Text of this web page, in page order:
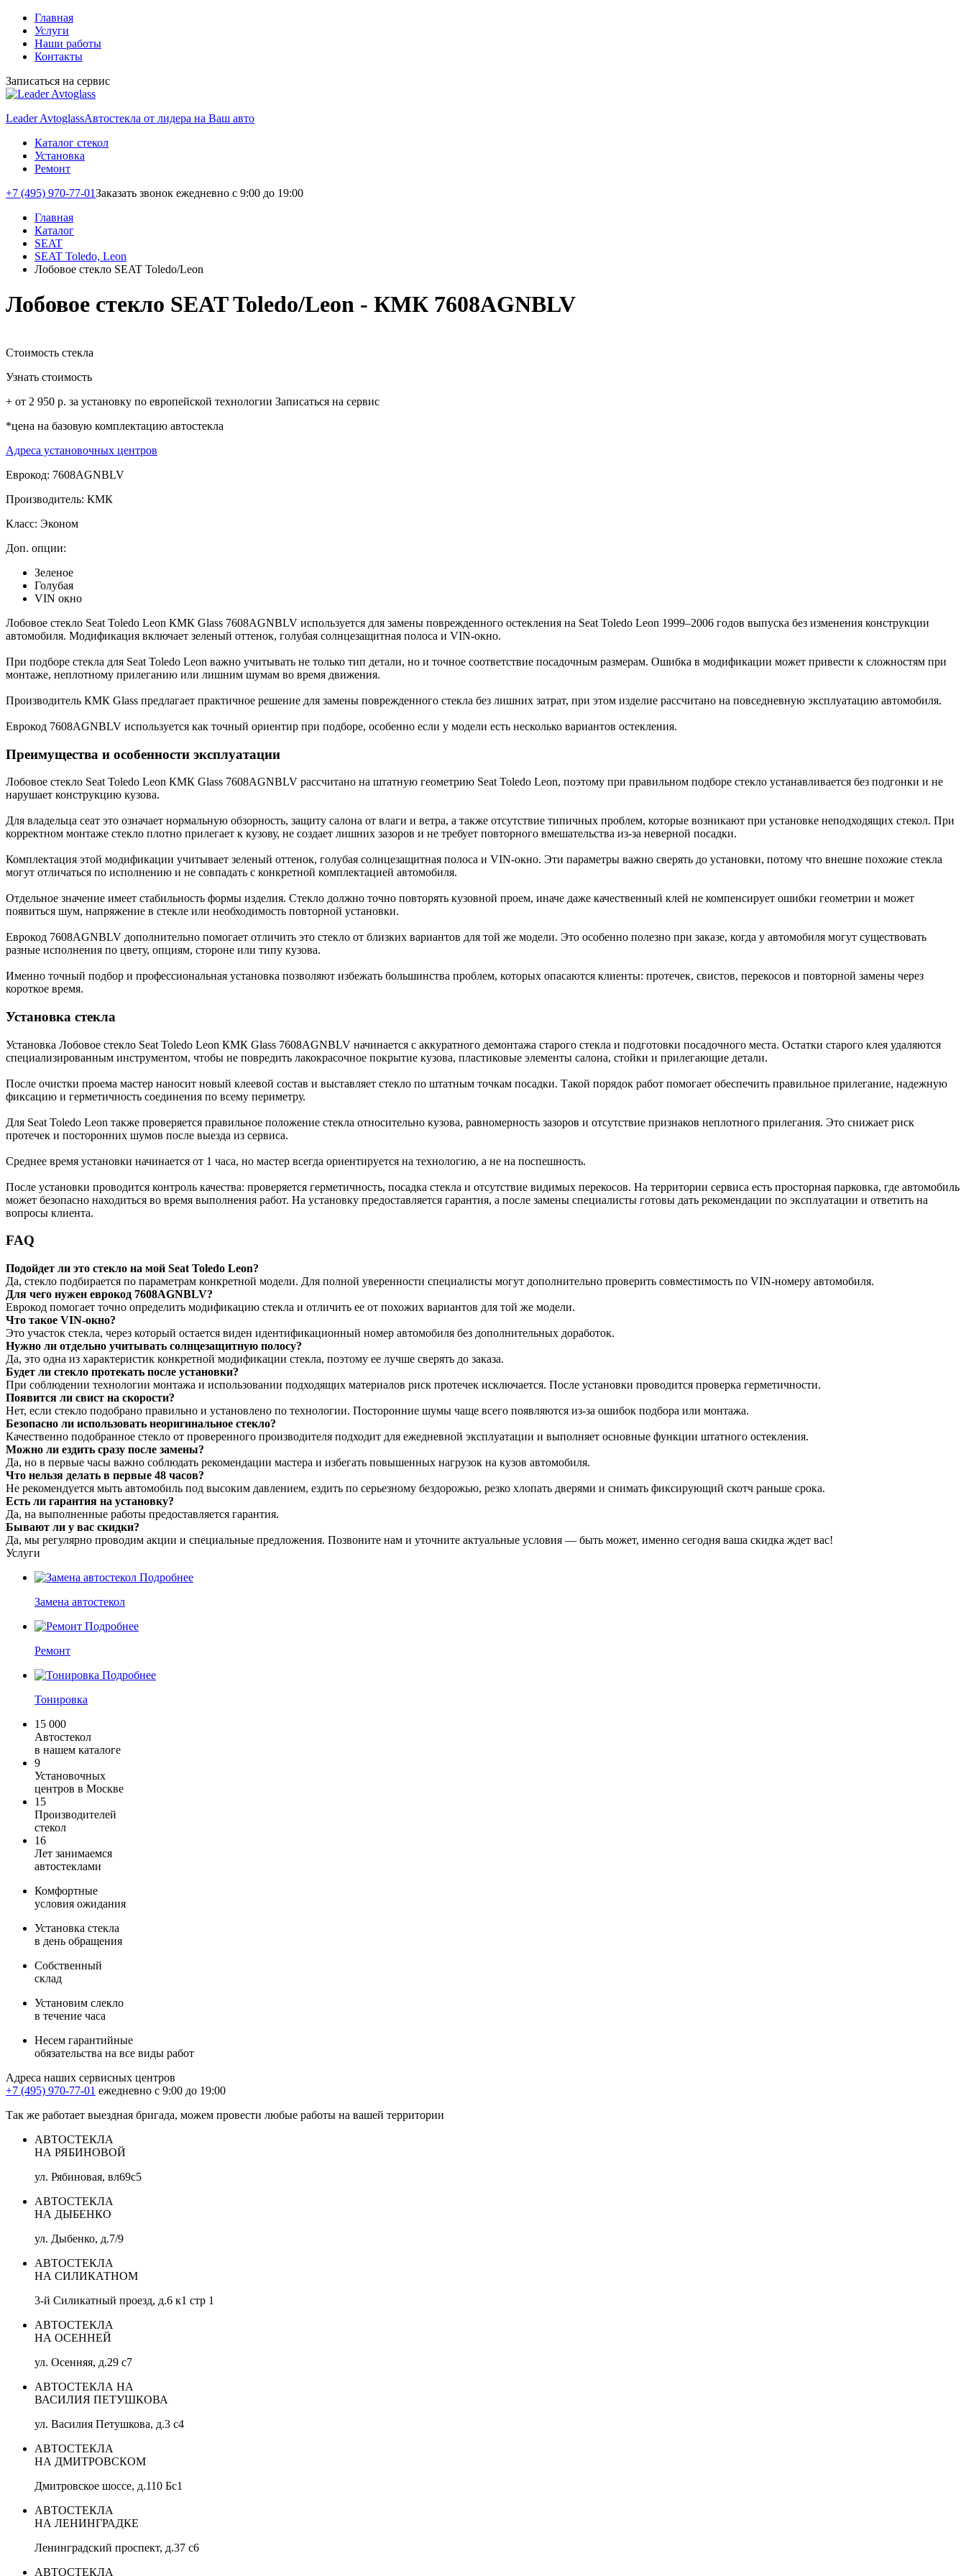
Главная
Услуги
Наши работы
Контакты
Записаться на сервис
Leader AvtoglassАвтостекла от лидера на Ваш авто
Каталог стекол
Установка
Ремонт
+7 (495) 970-77-01Заказать звонок ежедневно с 9:00 до 19:00
Главная
Каталог
SEAT
SEAT Toledo, Leon
Лобовое стекло SEAT Toledo/Leon
Лобовое стекло SEAT Toledo/Leon - КМК 7608AGNBLV
Стоимость стекла
Узнать стоимость
+ от 2 950 р. за установку по европейской технологии Записаться на сервис
*цена на базовую комплектацию автостекла
Адреса установочных центров
Еврокод: 7608AGNBLV
Производитель: КМК
Класс: Эконом
Доп. опции:
Зеленое
Голубая
VIN окно
Лобовое стекло Seat Toledo Leon КМК Glass 7608AGNBLV используется для замены поврежденного остекления на Seat Toledo Leon 1999–2006 годов выпуска без изменения конструкции
автомобиля. Модификация включает зеленый оттенок, голубая солнцезащитная полоса и VIN-окно.
При подборе стекла для Seat Toledo Leon важно учитывать не только тип детали, но и точное соответствие посадочным размерам. Ошибка в модификации может привести к сложностям при
монтаже, неплотному прилеганию или лишним шумам во время движения.
Производитель КМК Glass предлагает практичное решение для замены поврежденного стекла без лишних затрат, при этом изделие рассчитано на повседневную эксплуатацию автомобиля.
Еврокод 7608AGNBLV используется как точный ориентир при подборе, особенно если у модели есть несколько вариантов остекления.
Преимущества и особенности эксплуатации
Лобовое стекло Seat Toledo Leon КМК Glass 7608AGNBLV рассчитано на штатную геометрию Seat Toledo Leon, поэтому при правильном подборе стекло устанавливается без подгонки и не
нарушает конструкцию кузова.
Для владельца сеат это означает нормальную обзорность, защиту салона от влаги и ветра, а также отсутствие типичных проблем, которые возникают при установке неподходящих стекол. При
корректном монтаже стекло плотно прилегает к кузову, не создает лишних зазоров и не требует повторного вмешательства из-за неверной посадки.
Комплектация этой модификации учитывает зеленый оттенок, голубая солнцезащитная полоса и VIN-окно. Эти параметры важно сверять до установки, потому что внешне похожие стекла
могут отличаться по исполнению и не совпадать с конкретной комплектацией автомобиля.
Отдельное значение имеет стабильность формы изделия. Стекло должно точно повторять кузовной проем, иначе даже качественный клей не компенсирует ошибки геометрии и может
появиться шум, напряжение в стекле или необходимость повторной установки.
Еврокод 7608AGNBLV дополнительно помогает отличить это стекло от близких вариантов для той же модели. Это особенно полезно при заказе, когда у автомобиля могут существовать
разные исполнения по цвету, опциям, стороне или типу кузова.
Именно точный подбор и профессиональная установка позволяют избежать большинства проблем, которых опасаются клиенты: протечек, свистов, перекосов и повторной замены через
короткое время.
Установка стекла
Установка Лобовое стекло Seat Toledo Leon КМК Glass 7608AGNBLV начинается с аккуратного демонтажа старого стекла и подготовки посадочного места. Остатки старого клея удаляются
специализированным инструментом, чтобы не повредить лакокрасочное покрытие кузова, пластиковые элементы салона, стойки и прилегающие детали.
После очистки проема мастер наносит новый клеевой состав и выставляет стекло по штатным точкам посадки. Такой порядок работ помогает обеспечить правильное прилегание, надежную
фиксацию и герметичность соединения по всему периметру.
Для Seat Toledo Leon также проверяется правильное положение стекла относительно кузова, равномерность зазоров и отсутствие признаков неплотного прилегания. Это снижает риск
протечек и посторонних шумов после выезда из сервиса.
Среднее время установки начинается от 1 часа, но мастер всегда ориентируется на технологию, а не на поспешность.
После установки проводится контроль качества: проверяется герметичность, посадка стекла и отсутствие видимых перекосов. На территории сервиса есть просторная парковка, где автомобиль
может безопасно находиться во время выполнения работ. На установку предоставляется гарантия, а после замены специалисты готовы дать рекомендации по эксплуатации и ответить на
вопросы клиента.
FAQ
Подойдет ли это стекло на мой Seat Toledo Leon?
Да, стекло подбирается по параметрам конкретной модели. Для полной уверенности специалисты могут дополнительно проверить совместимость по VIN-номеру автомобиля.
Для чего нужен еврокод 7608AGNBLV?
Еврокод помогает точно определить модификацию стекла и отличить ее от похожих вариантов для той же модели.
Что такое VIN-окно?
Это участок стекла, через который остается виден идентификационный номер автомобиля без дополнительных доработок.
Нужно ли отдельно учитывать солнцезащитную полосу?
Да, это одна из характеристик конкретной модификации стекла, поэтому ее лучше сверять до заказа.
Будет ли стекло протекать после установки?
При соблюдении технологии монтажа и использовании подходящих материалов риск протечек исключается. После установки проводится проверка герметичности.
Появится ли свист на скорости?
Нет, если стекло подобрано правильно и установлено по технологии. Посторонние шумы чаще всего появляются из-за ошибок подбора или монтажа.
Безопасно ли использовать неоригинальное стекло?
Качественно подобранное стекло от проверенного производителя подходит для ежедневной эксплуатации и выполняет основные функции штатного остекления.
Можно ли ездить сразу после замены?
Да, но в первые часы важно соблюдать рекомендации мастера и избегать повышенных нагрузок на кузов автомобиля.
Что нельзя делать в первые 48 часов?
Не рекомендуется мыть автомобиль под высоким давлением, ездить по серьезному бездорожью, резко хлопать дверями и снимать фиксирующий скотч раньше срока.
Есть ли гарантия на установку?
Да, на выполненные работы предоставляется гарантия.
Бывают ли у вас скидки?
Да, мы регулярно проводим акции и специальные предложения. Позвоните нам и уточните актуальные условия — быть может, именно сегодня ваша скидка ждет вас!
Услуги
Подробнее
Замена автостекол
Подробнее
Ремонт
Подробнее
Тонировка
15 000
Автостекол
в нашем каталоге
9
Установочных
центров в Москве
15
Производителей
стекол
16
Лет занимаемся
автостеклами
Комфортные
условия ожидания
Установка стекла
в день обращения
Собственный
склад
Установим слекло
в течение часа
Несем гарантийные
обязательства на все виды работ
Адреса наших сервисных центров
+7 (495) 970-77-01 ежедневно с 9:00 до 19:00
Так же работает выездная бригада, можем провести любые работы на вашей территории
АВТОСТЕКЛА
НА РЯБИНОВОЙ
ул. Рябиновая, вл69с5
АВТОСТЕКЛА
НА ДЫБЕНКО
ул. Дыбенко, д.7/9
АВТОСТЕКЛА
НА СИЛИКАТНОМ
3-й Силикатный проезд, д.6 к1 стр 1
АВТОСТЕКЛА
НА ОСЕННЕЙ
ул. Осенняя, д.29 с7
АВТОСТЕКЛА НА
ВАСИЛИЯ ПЕТУШКОВА
ул. Василия Петушкова, д.3 с4
АВТОСТЕКЛА
НА ДМИТРОВСКОМ
Дмитровское шоссе, д.110 Бс1
АВТОСТЕКЛА
НА ЛЕНИНГРАДКЕ
Ленинградский проспект, д.37 c6
АВТОСТЕКЛА